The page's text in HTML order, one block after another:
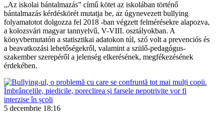
,,Az iskolai bántalmazás” című kötet az iskolában történő
bántalmazás kérdéskörét mutatja be, az úgynevezett bullying
folyamatotot dolgozza fel 2018 -ban végzett felmérésekre alapozva,
a kolozsvári magyar tannyelvű, V-VIII. osztályokban. A
könyvbemutatón a statisztikai adatokon túl, szó volt a prevenciós és
a beavatkozási lehetőségekről, valamint a szülő-pedagógus-
szakember szerepéről a jelenség elkerésének, megfékezésének
érdekében.
5 decembrie 18:16